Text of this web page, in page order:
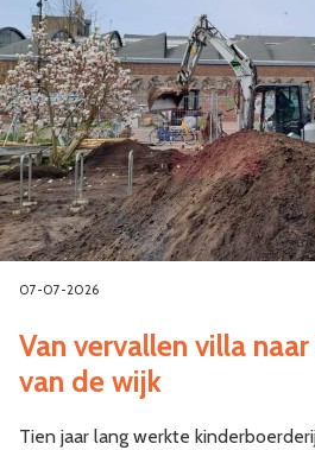
07-07-2026
Van vervallen villa
van de wijk
Tien jaar lang werkte